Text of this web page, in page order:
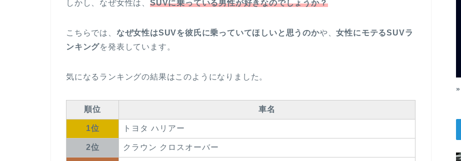
しかし、なぜ女性は、 SUVに乗っている男性が好きなのでしょうか？
こちらでは、 なぜ女性はSUVを彼氏に乗っていてほしいと思うのかや、女性にモテるSUVラ
ンキングを発表しています。
気になるランキングの結果はこのようになりました。
順位 車名
1位 トヨタ ハリアー
2位 クラウン クロスオーバー
»